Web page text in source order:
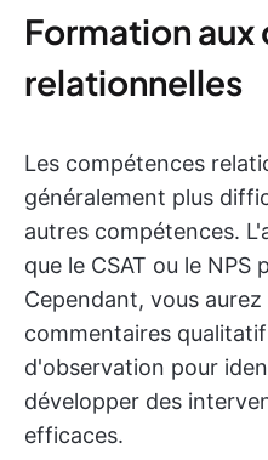
Formation
relationnelles
Les compétences
généralement plus
autres compétences.
que le CSAT ou le NPS
Cependant, vous
commentaires
d'observation pour
développer des
efficaces.